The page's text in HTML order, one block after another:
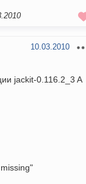
10.03.2010
jackit-0.116.2_3 A